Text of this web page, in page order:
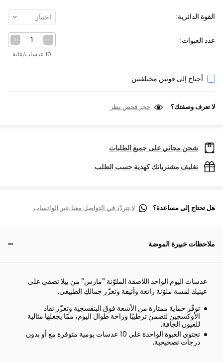
القوة الدائرية: اختيار
عدد العبوات:
10 عدسات/علبة
أحتاج إلى قوتين مختلفتين
لا تعرف وصفتك؟ حجز فحص نظر
شحن مجاني على جميع الطلبات
تغليف مشترياتك كهدية حسب الطلب
هل تحتاج إلى مساعدة؟ لا تتردّد في التواصل معنا عبر الواتساب
ملاحظات خبيرة الموضة
عدسات اليوم الواحد اللاصقة الملوّنة "مارس" من بيلا تضفي على
عينيك لمسة ملوّنة رائعة وأنيقة وتعزّز جمالكِ الطبيعي.
توفّر حماية ممتازة من الأشعة فوق البنفسجية وتعزّز نفاذ
الأوكسجين لتضمن ترطيبًا وراحة طوال اليوم، ممّا يجعلها مثالية
للعيون الجافة.
تحتوي العبوة الواحدة على 10 عدسات يومية متوفرة مع أو بدون
درجات تصحيحية.